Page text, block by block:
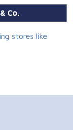
Co.
stores like